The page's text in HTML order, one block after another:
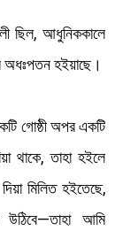
ছিল, আধুনিককালে
অধঃপতন হইয়াছে।
গোষ্ঠী অপর একটি
থাকে, তাহা হইলে
মিলিত হইতেছে,
উঠিবে—তাহা আমি